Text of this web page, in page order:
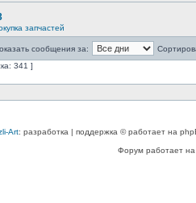
запчастей
сообщения за:
341 ]
Art: разработка | поддержка © работает на
Форум работает